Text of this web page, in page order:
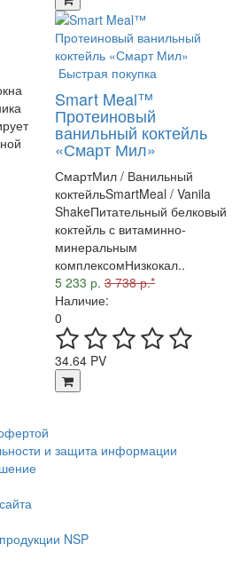
Быстрая покупка
Smart Meal™
Протеиновый
ванильный коктейль
«Смарт Мил»
СмартМил / Ванильный
коктейльSmartMeal / Vanila
ShakeПитательный белковый
коктейль с витаминно-
минеральным
комплексомНизкокал..
5 233 р. 3 738 р.*
Наличие:
0
34.64 PV
и защита информации
NSP